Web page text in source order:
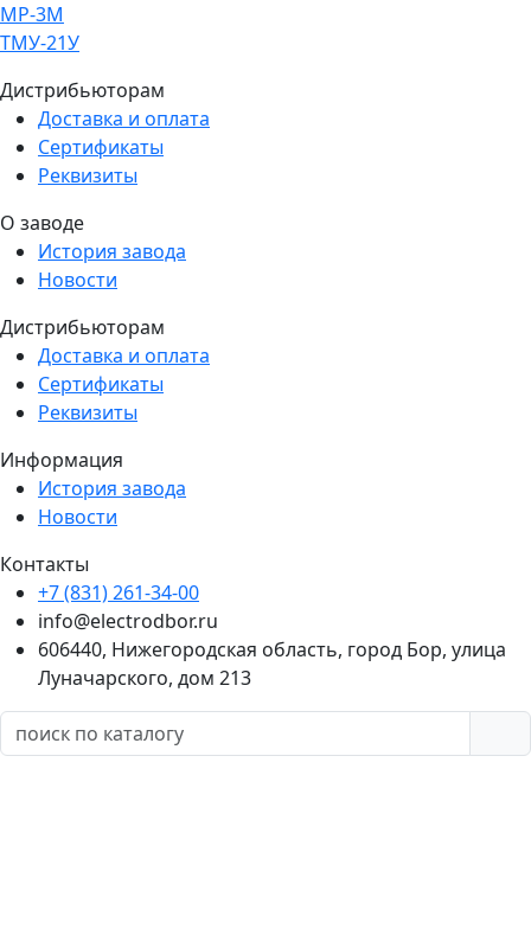
МР-3М
ТМУ-21У
Дистрибьюторам
Доставка и оплата
Сертификаты
Реквизиты
О заводе
История завода
Новости
Дистрибьюторам
Доставка и оплата
Сертификаты
Реквизиты
Информация
История завода
Новости
Контакты
+7 (831) 261-34-00
info@electrodbor.ru
606440, Нижегородская область, город Бор, улица
Луначарского, дом 213